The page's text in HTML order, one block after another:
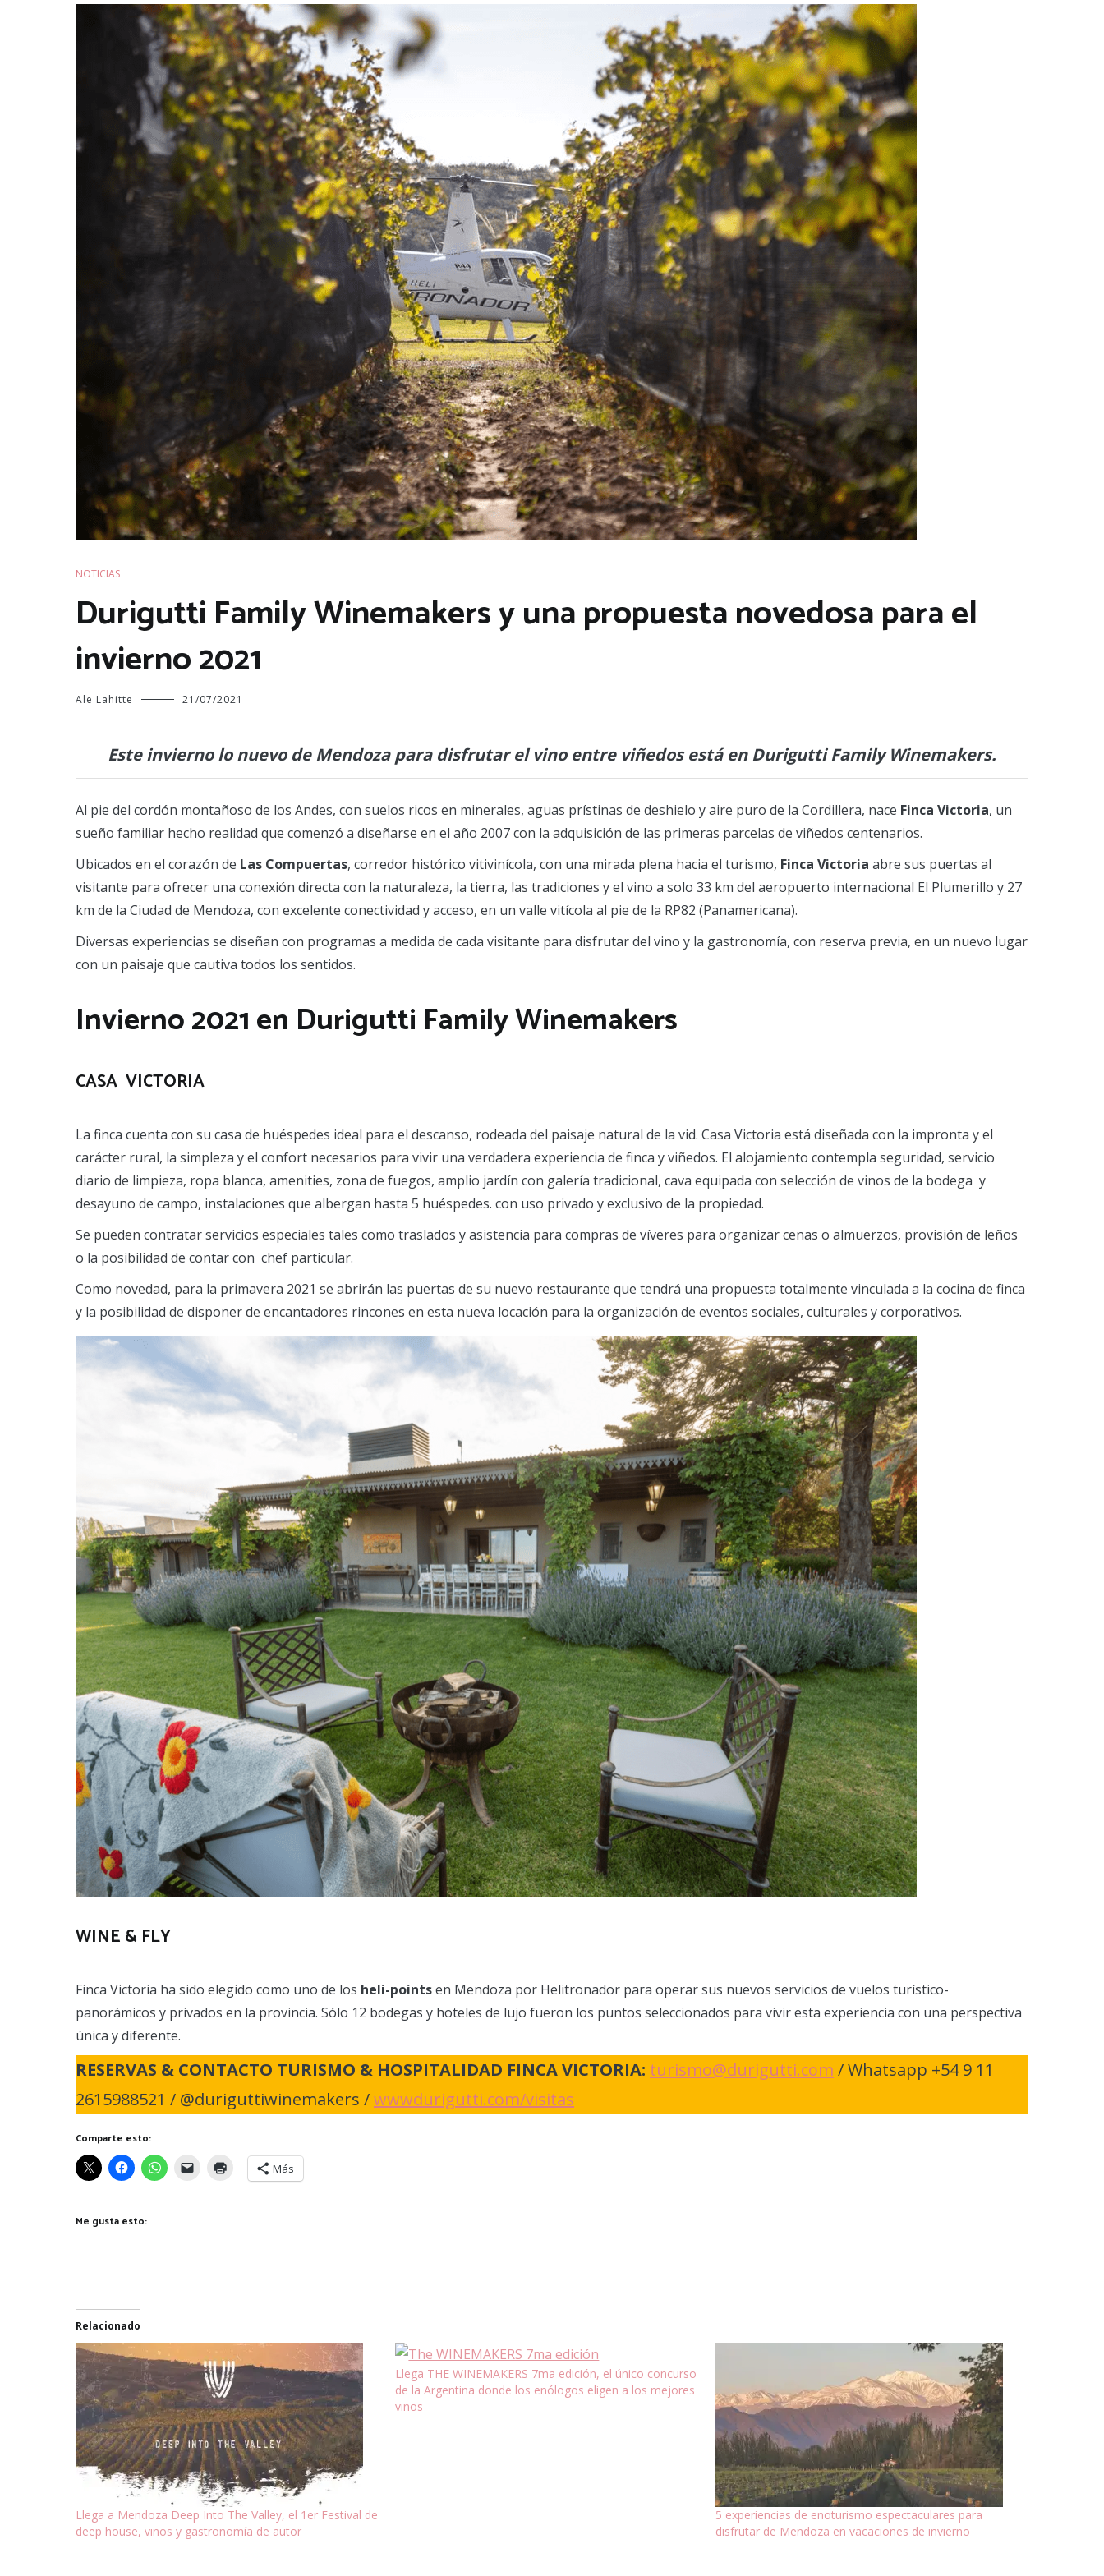
NOTICIAS
Durigutti Family Winemakers y una propuesta novedosa para el
invierno 2021
Ale Lahitte 21/07/2021
Este invierno lo nuevo de Mendoza para disfrutar el vino entre viñedos está en Durigutti Family Winemakers.
Al pie del cordón montañoso de los Andes, con suelos ricos en minerales, aguas prístinas de deshielo y aire puro de la Cordillera, nace Finca Victoria, un
sueño familiar hecho realidad que comenzó a diseñarse en el año 2007 con la adquisición de las primeras parcelas de viñedos centenarios.
Ubicados en el corazón de Las Compuertas, corredor histórico vitivinícola, con una mirada plena hacia el turismo, Finca Victoria abre sus puertas al
visitante para ofrecer una conexión directa con la naturaleza, la tierra, las tradiciones y el vino a solo 33 km del aeropuerto internacional El Plumerillo y 27
km de la Ciudad de Mendoza, con excelente conectividad y acceso, en un valle vitícola al pie de la RP82 (Panamericana).
Diversas experiencias se diseñan con programas a medida de cada visitante para disfrutar del vino y la gastronomía, con reserva previa, en un nuevo lugar
con un paisaje que cautiva todos los sentidos.
Invierno 2021 en Durigutti Family Winemakers
CASA VICTORIA
La finca cuenta con su casa de huéspedes ideal para el descanso, rodeada del paisaje natural de la vid. Casa Victoria está diseñada con la impronta y el
carácter rural, la simpleza y el confort necesarios para vivir una verdadera experiencia de finca y viñedos. El alojamiento contempla seguridad, servicio
diario de limpieza, ropa blanca, amenities, zona de fuegos, amplio jardín con galería tradicional, cava equipada con selección de vinos de la bodega y
desayuno de campo, instalaciones que albergan hasta 5 huéspedes. con uso privado y exclusivo de la propiedad.
Se pueden contratar servicios especiales tales como traslados y asistencia para compras de víveres para organizar cenas o almuerzos, provisión de leños
o la posibilidad de contar con chef particular.
Como novedad, para la primavera 2021 se abrirán las puertas de su nuevo restaurante que tendrá una propuesta totalmente vinculada a la cocina de finca
y la posibilidad de disponer de encantadores rincones en esta nueva locación para la organización de eventos sociales, culturales y corporativos.
WINE & FLY
Finca Victoria ha sido elegido como uno de los heli-pointsen Mendoza por Helitronador para operar sus nuevos servicios de vuelos turístico-
panorámicos y privados en la provincia. Sólo 12 bodegas y hoteles de lujo fueron los puntos seleccionados para vivir esta experiencia con una perspectiva
única y diferente.
RESERVAS & CONTACTO TURISMO & HOSPITALIDAD FINCA VICTORIA: turismo@durigutti.com / Whatsapp +54 9 11
2615988521 / @duriguttiwinemakers /wwwdurigutti.com/visitas
Comparte esto:
Más
Me gusta esto:
Relacionado
Llega a Mendoza Deep Into The Valley, el 1er Festival de
deep house, vinos y gastronomía de autor
Llega THE WINEMAKERS 7ma edición, el único concurso
de la Argentina donde los enólogos eligen a los mejores
vinos
5 experiencias de enoturismo espectaculares para
disfrutar de Mendoza en vacaciones de invierno